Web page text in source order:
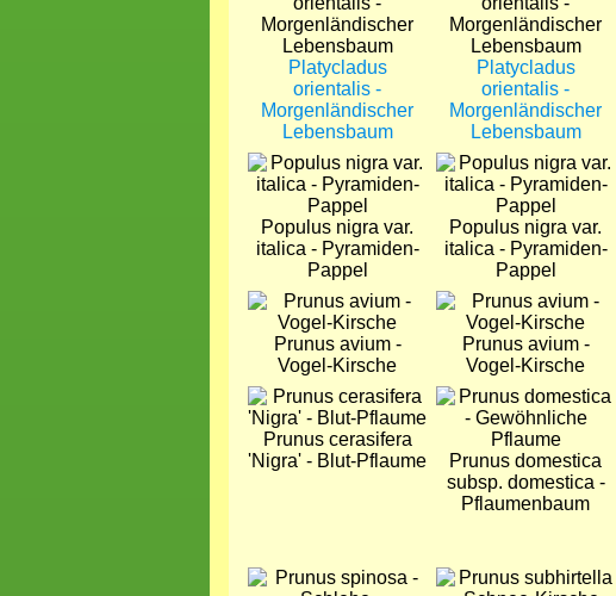
Platycladus
orientalis -
Morgenländischer
Lebensbaum
Platycladus
orientalis -
Morgenländischer
Lebensbaum
Bild
Populus nigra var.
italica - Pyramiden-
Pappel
Bild
Populus nigra var.
italica - Pyramiden-
Pappel
Bild
Prunus avium -
Vogel-Kirsche
Bild
Prunus avium -
Vogel-Kirsche
Bild
Prunus cerasifera
'Nigra' - Blut-Pflaume
Bild
Prunus domestica
subsp. domestica -
Pflaumenbaum
Bild Bild